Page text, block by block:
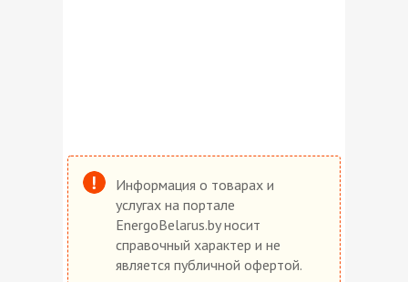
Информация о товарах и
услугах на портале
EnergoBelarus.by носит
справочный характер и не
является публичной офертой.